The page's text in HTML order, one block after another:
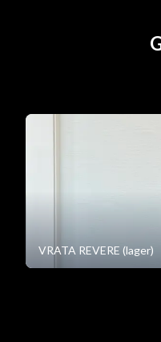
VRATA REVERE (lager)